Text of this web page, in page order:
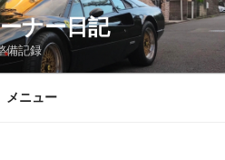
ナー日記
備記録
メニュー